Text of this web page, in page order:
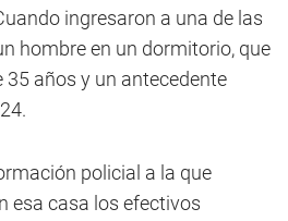
ingresaron a una de las
hombre en un dormitorio, que
35 años y un antecedente
policial a la que
esa casa los efectivos